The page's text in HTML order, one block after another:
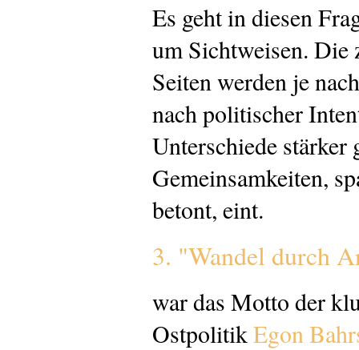
Es geht in diesen
um Sichtweisen. Die
Seiten werden je
nach politischer
Unterschiede stärker
Gemeinsamkeiten,
betont, eint.
3. "Wandel durch
war das Motto der
OstpolitikEgon